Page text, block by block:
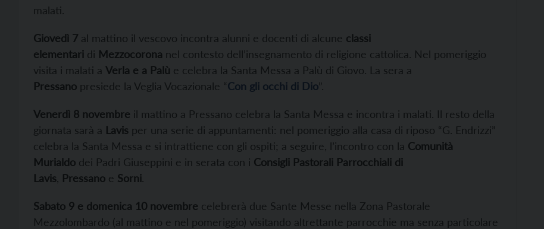
malati.
Giovedì 7 al mattino il vescovo incontra alunni e docenti di alcune classi
elementari di Mezzocorona nel contesto dell’insegnamento di religione cattolica. Nel pomeriggio
visita i malati a Verla e a Palù e celebra la Santa Messa a Palù di Giovo. La sera a
Pressano presiede la Veglia Vocazionale “Con gli occhi di Dio”.
Venerdì 8 novembre il mattino a Pressano celebra la Santa Messa e incontra i malati. Il resto della
giornata sarà a Lavis per una serie di appuntamenti: nel pomeriggio alla casa di riposo “G. Endrizzi”
celebra la Santa Messa e si intrattiene con gli ospiti; a seguire, l’incontro con la Comunità
Murialdo dei Padri Giuseppini e in serata con i Consigli Pastorali Parrocchiali di
Lavis Pressano e Sorni.
Sabato 9 e domenica 10 novembre celebrerà due Sante Messe nella Zona Pastorale
Mezzolombardo (al mattino e nel pomeriggio) visitando altrettante parrocchie ma senza particolare